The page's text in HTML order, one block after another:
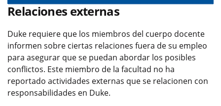
Relaciones externas
Duke requiere que los miembros del cuerpo docente
informen sobre ciertas relaciones fuera de su empleo
para asegurar que se puedan abordar los posibles
conflictos. Este miembro de la facultad no ha
reportado actividades externas que se relacionen con
responsabilidades en Duke.